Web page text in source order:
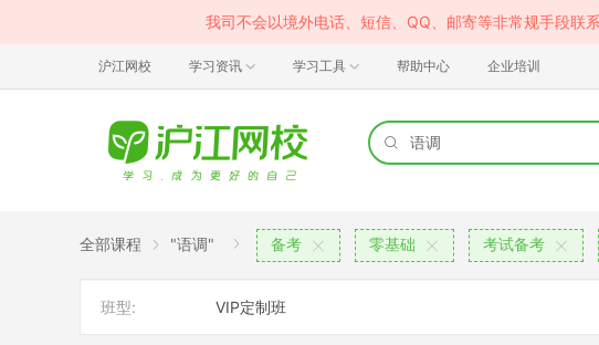
我司不会以境外电话、短信、QQ、邮寄等非常规手段联
沪江网校 学习资讯 学习工具 帮助中心 企业培训
全部课程 "语调" 备考 零基础 考试备考
班型: VIP定制班